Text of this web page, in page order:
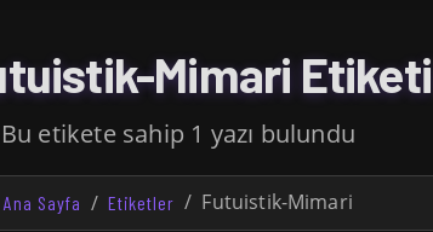
Mimari Etiketi
Bu etikete sahip 1 yazı bulundu
Ana Sayfa Etiketler Futuistik-Mimari